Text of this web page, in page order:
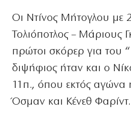
Οι Ντίνος Μήτογλου με
Τολιόποτλος – Μάριους
πρώτοι σκόρερ για του
διψήφιος ήταν και ο
11π., όπου εκτός αγώνα
Όσμαν και Κένεθ Φαρίντ.